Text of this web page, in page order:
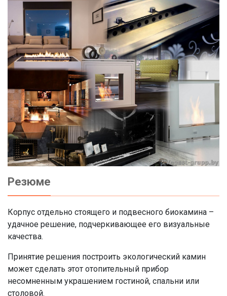
Резюме
Корпус отдельно стоящего и подвесного биокамина –
удачное решение, подчеркивающее его визуальные
качества.
Принятие решения построить экологический камин
может сделать этот отопительный прибор
несомненным украшением гостиной, спальни или
столовой.